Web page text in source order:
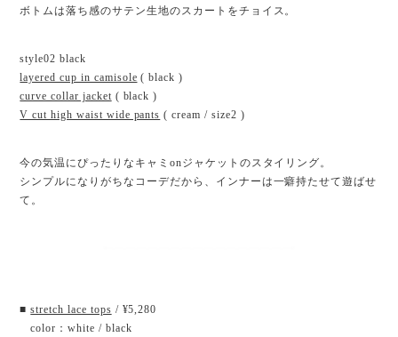
ボトムは落ち感のサテン生地のスカートをチョイス。
style02 black
layered cup in camisole ( black )
curve collar jacket ( black )
V cut high waist wide pants ( cream / size2 )
今の気温にぴったりなキャミonジャケットのスタイリング。
シンプルになりがちなコーデだから、インナーは一癖持たせて遊ばせ
て。
■stretch lace tops / ¥5,280
color：white / black